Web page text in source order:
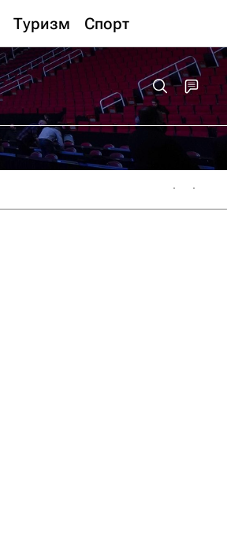
Туризм Спорт